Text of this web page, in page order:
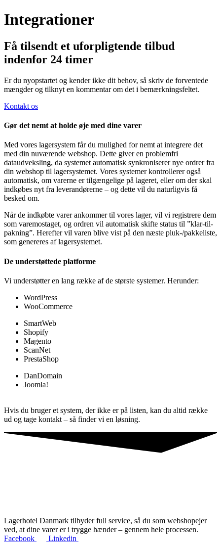
Integrationer
Få tilsendt et uforpligtende tilbud
indenfor 24 timer
Er du nyopstartet og kender ikke dit behov, så skriv de forventede
mængder og tilknyt en kommentar om det i bemærkningsfeltet.
Kontakt os
Gør det nemt at holde øje med dine varer
Med vores lagersystem får du mulighed for nemt at integrere det
med din nuværende webshop. Dette giver en problemfri
dataudveksling, da systemet automatisk synkroniserer nye ordrer fra
din webshop til lagersystemet. Vores systemer kontrollerer også
automatisk, om varerne er tilgængelige på lageret, eller om der skal
indkøbes nyt fra leverandørerne – og dette vil du naturligvis få
besked om.
Når de indkøbte varer ankommer til vores lager, vil vi registrere dem
som varemostaget, og ordren vil automatisk skifte status til ”klar-til-
pakning”. Herefter vil varen blive vist på den næste pluk-/pakkeliste,
som genereres af lagersystemet.
De understøttede platforme
Vi understøtter en lang række af de største systemer. Herunder:
WordPress
WooCommerce
SmartWeb
Shopify
Magento
ScanNet
PrestaShop
DanDomain
Joomla!
Hvis du bruger et system, der ikke er på listen, kan du altid række
ud og tage kontakt – så finder vi en løsning.
Lagerhotel Danmark tilbyder full service, så du som webshopejer
ved, at dine varer er i trygge hænder – gennem hele processen.
Facebook
Linkedin